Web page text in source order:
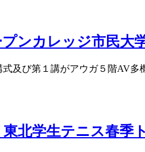
ンカレッジ市民大
式及び第１講がアウガ５階AV
東北学生テニス春